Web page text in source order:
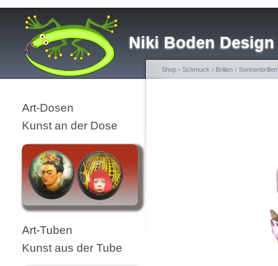
Niki Boden Design
Art-Dosen
Kunst an der Dose
Art-Tuben
Kunst aus der Tube
Shop › Schmuck › Brillen › Sonnenbrillen